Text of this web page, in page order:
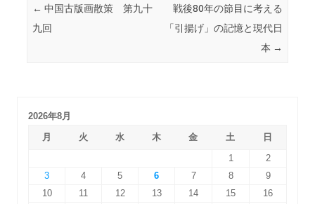
投稿ナビゲーション
← 中国古版画散策 第九十
九回
戦後80年の節目に考える
「引揚げ」の記憶と現代日
本 →
2026年8月
月
火 水 木 金 土
日
1
2
3
4 5 6 7 8
9
10
11 12 13 14 15
16